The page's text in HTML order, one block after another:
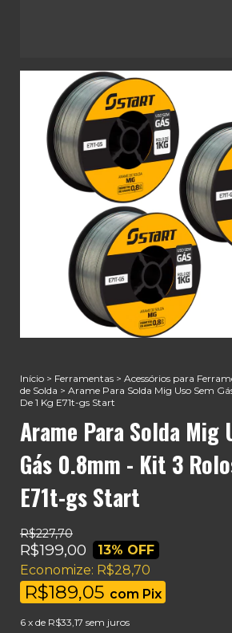
Início > Ferramentas > Acessórios para
de Solda > Arame Para Solda Mig Uso Sem
De 1 Kg E71t-gs Start
Arame Para Solda Mig
Gás 0.8mm - Kit 3
E71t-gs Start
R$227,70
R$199,00 13% OFF
Economize: R$28,70
R$189,05 com Pix
6 x de R$33,17 sem juros